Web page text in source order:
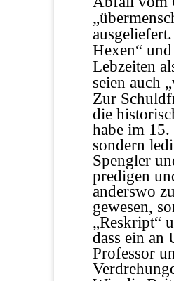
Hexen“
Lebzeiten
seien auch
Zur
die
habe im 15.
sondern
Spengler
predigen
anderswo
gewesen,
„Reskript“
dass ein an
Professor